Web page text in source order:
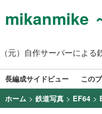
mikanmike
（元）自作サーバーによる
長編成サイドビュー この
ホーム > 鉄道写真 > EF64 >